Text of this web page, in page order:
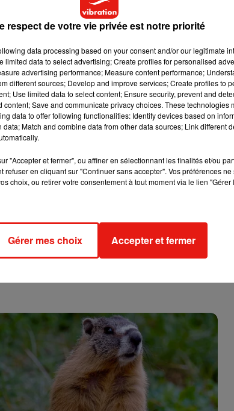
cheveux aux reflets rouge.
respect de votre vie privée est notre priorité
data processing based on your consent and/or our legitimate
limited data to select advertising; Create profiles for personalised
advertising performance; Measure content performance;
different sources; Develop and improve services; Create profiles to
Use limited data to select content; Ensure security, prevent and
Save and communicate privacy choices. These technologies
data to offer following functionalities: Identify devices based on
Match and combine data from other data sources; Link different
"Accepter et fermer", ou affiner en sélectionnant les finalités et/ou
refuser en cliquant sur "Continuer sans accepter". Vos préférences
choix, ou retirer votre consentement à tout moment via le lien
Gérer mes choix Accepter et fermer